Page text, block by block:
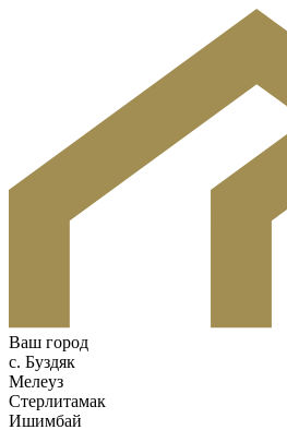
Ваш город
c. Буздяк
Мелеуз
Стерлитамак
Ишимбай